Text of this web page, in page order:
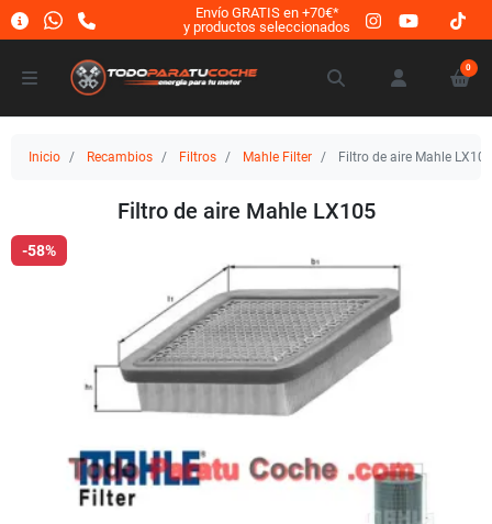
Envío GRATIS en +70€*
y productos seleccionados
0
Inicio Recambios Filtros Mahle Filter Filtro de aire Mahle LX105
Filtro de aire Mahle LX105
-58%